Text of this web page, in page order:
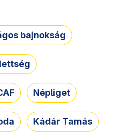
bajnokság
Népliget
Kádár Tamás